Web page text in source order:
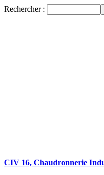
Rechercher :
CIV 16, Chaudronnerie